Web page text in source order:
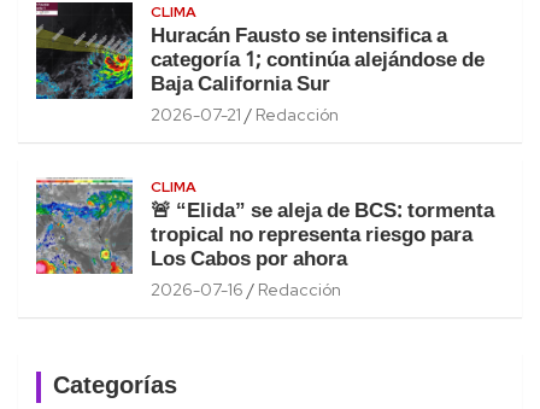
CLIMA
Huracán Fausto se intensifica a
categoría 1; continúa alejándose de
Baja California Sur
2026-07-21 Redacción
CLIMA
🚨 “Elida” se aleja de BCS: tormenta
tropical no representa riesgo para
Los Cabos por ahora
2026-07-16 Redacción
Categorías